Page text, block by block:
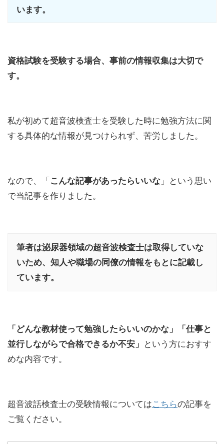
います。
資格試験を受験する場合、事前の情報収集は大切で
す。
私が初めて超音波検査士を受験した時に勉強方法に関
する具体的な情報が見つけられず、苦労しました。
なので、「 こんな記事があったらいいな 」という思い
で当記事を作りました。
筆者は泌尿器領域の超音波検査士は取得していな
いため、知人や職場の同僚の情報をもとに記載し
ています。
「どんな教材使って勉強したらいいのかな」「仕事と
並行しながらで合格できるか不安」 という方におすす
めな内容です。
超音波話検査士の受験情報についてはこちらの記事を
ご覧ください。